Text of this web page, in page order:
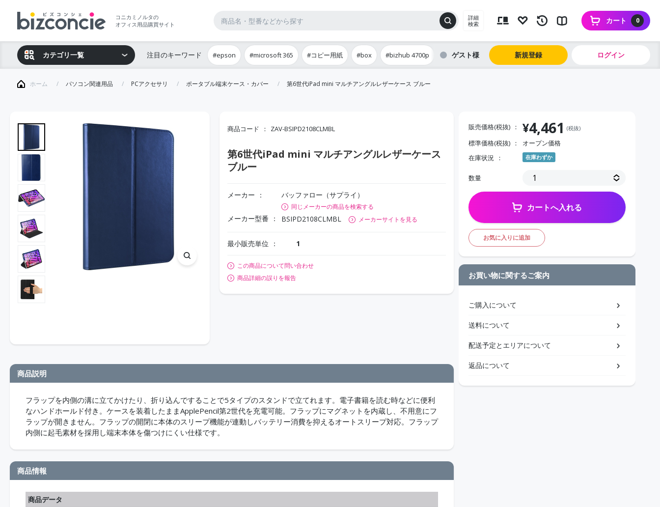
コニカミノルタの
オフィス用品購買サイト
詳細
検索
0
カート
カテゴリ一覧 注目のキーワード #epson #microsoft 365 #コピー用紙 #box #bizhub 4700p ゲスト 新規登録 ログイン
ホーム パソコン関連用品 PCアクセサリ ポータブル端末ケース・カバー 第6世代iPad mini マルチアングルレザーケース ブルー
商品コード ZAV-BSIPD2108CLMBL
第6世代iPad mini マルチアングルレザーケース
ブルー
メーカー バッファロー（サプライ）
同じメーカーの商品を検索する
メーカー型番 BSIPD2108CLMBL メーカーサイトを見る
最小販売単位 1
この商品について問い合わせ
商品詳細の誤りを報告
商品説明
フラップを内側の溝に立てかけたり、折り込んですることで5タイプのスタンドで立てれます。電子書籍を読む時などに便利
なハンドホールド付き。ケースを装着したままApplePencil第2世代を充電可能。フラップにマグネットを内蔵し、不用意にフ
ラップが開きません。フラップの開閉に本体のスリープ機能が連動しバッテリー消費を抑えるオートスリープ対応。フラップ
内側に起毛素材を採用し端末本体を傷つけにくい仕様です。
商品情報
商品データ
販売価格(税抜) ¥4,461 (税抜)
標準価格(税抜)
オープン価格
在庫状況
在庫わずか
数量
カートへ入れる
お気に入りに追加
お買い物に関するご案内
ご購入について
送料について
配送予定とエリアについて
返品について